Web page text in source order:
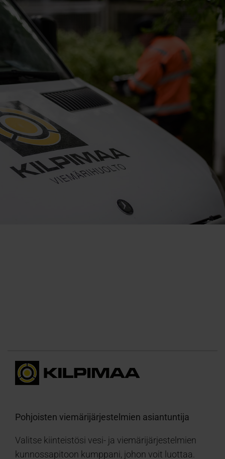
DAS Domus Arctica -säätiö
Pohjoisten viemärijärjestelmien asiantuntija
Valitse kiinteistösi vesi- ja viemärijärjestelmien
kunnossapitoon kumppani, johon voit luottaa.